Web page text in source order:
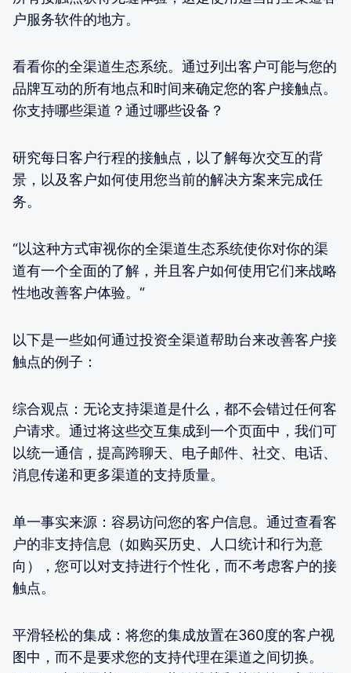
户服务软件的地方。
看看你的全渠道生态系统。通过列出客户可能与您的
品牌互动的所有地点和时间来确定您的客户接触点。
你支持哪些渠道？通过哪些设备？
研究每日客户行程的接触点，以了解每次交互的背
景，以及客户如何使用您当前的解决方案来完成任
务。
“以这种方式审视你的全渠道生态系统使你对你的渠
道有一个全面的了解，并且客户如何使用它们来战略
性地改善客户体验。“
以下是一些如何通过投资全渠道帮助台来改善客户接
触点的例子：
综合观点：无论支持渠道是什么，都不会错过任何客
户请求。通过将这些交互集成到一个页面中，我们可
以统一通信，提高跨聊天、电子邮件、社交、电话、
消息传递和更多渠道的支持质量。
单一事实来源：容易访问您的客户信息。通过查看客
户的非支持信息（如购买历史、人口统计和行为意
向），您可以对支持进行个性化，而不考虑客户的接
触点。
平滑轻松的集成：将您的集成放置在360度的客户视
图中，而不是要求您的支持代理在渠道之间切换。